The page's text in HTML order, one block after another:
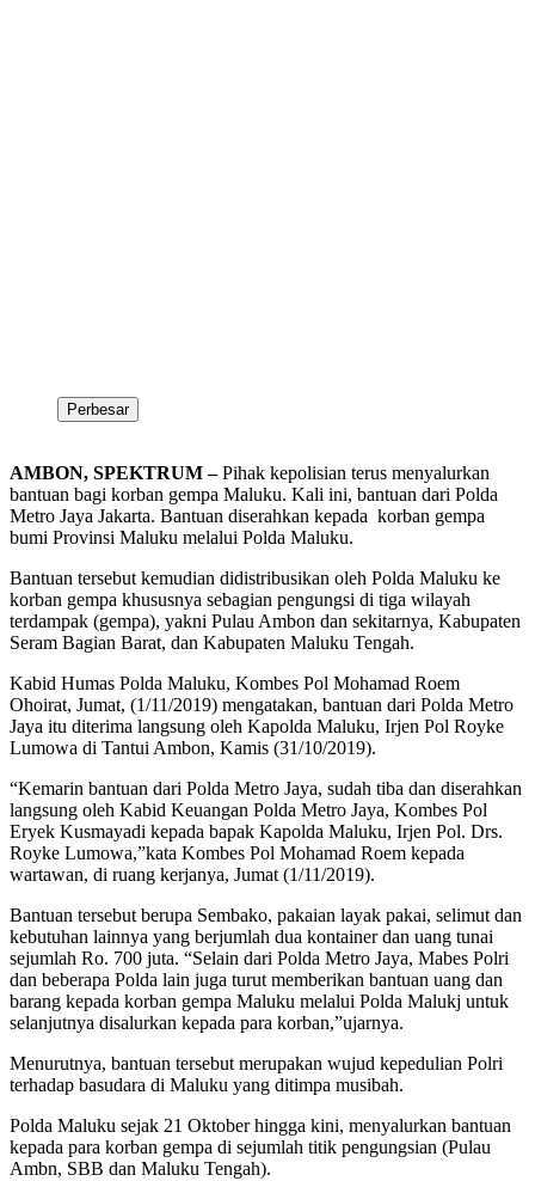
Perbesar
AMBON, SPEKTRUM –Pihak kepolisian terus menyalurkan
bantuan bagi korban gempa Maluku. Kali ini, bantuan dari Polda
Metro Jaya Jakarta. Bantuan diserahkan kepada korban gempa
bumi Provinsi Maluku melalui Polda Maluku.
Bantuan tersebut kemudian didistribusikan oleh Polda Maluku ke
korban gempa khususnya sebagian pengungsi di tiga wilayah
terdampak (gempa), yakni Pulau Ambon dan sekitarnya, Kabupaten
Seram Bagian Barat, dan Kabupaten Maluku Tengah.
Kabid Humas Polda Maluku, Kombes Pol Mohamad Roem
Ohoirat, Jumat, (1/11/2019) mengatakan, bantuan dari Polda Metro
Jaya itu diterima langsung oleh Kapolda Maluku, Irjen Pol Royke
Lumowa di Tantui Ambon, Kamis (31/10/2019).
“Kemarin bantuan dari Polda Metro Jaya, sudah tiba dan diserahkan
langsung oleh Kabid Keuangan Polda Metro Jaya, Kombes Pol
Eryek Kusmayadi kepada bapak Kapolda Maluku, Irjen Pol. Drs.
Royke Lumowa,”kata Kombes Pol Mohamad Roem kepada
wartawan, di ruang kerjanya, Jumat (1/11/2019).
Bantuan tersebut berupa Sembako, pakaian layak pakai, selimut dan
kebutuhan lainnya yang berjumlah dua kontainer dan uang tunai
sejumlah Ro. 700 juta. “Selain dari Polda Metro Jaya, Mabes Polri
dan beberapa Polda lain juga turut memberikan bantuan uang dan
barang kepada korban gempa Maluku melalui Polda Malukj untuk
selanjutnya disalurkan kepada para korban,”ujarnya.
Menurutnya, bantuan tersebut merupakan wujud kepedulian Polri
terhadap basudara di Maluku yang ditimpa musibah.
Polda Maluku sejak 21 Oktober hingga kini, menyalurkan bantuan
kepada para korban gempa di sejumlah titik pengungsian (Pulau
Ambn, SBB dan Maluku Tengah).